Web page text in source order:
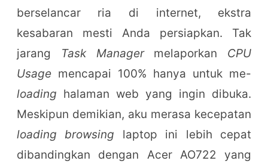
berselancar ria di internet, ekstra
kesabaran mesti Anda persiapkan. Tak
jarang
Task Managermelaporkan CPU
Usage mencapai 100% hanya untuk me-
loading halaman web yang ingin dibuka.
Meskipun demikian, aku merasa kecepatan
loading browsing laptop ini lebih cepat
dibandingkan dengan Acer AO722 yang